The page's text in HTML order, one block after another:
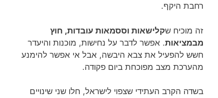
רחבת היקף.
זה מוכיח שקלישאות וססמאות עובדות, חוץ
מבמציאות. אפשר לדבר על נחישות, מוכנות והיעדר
חשש להפעיל את צבא היבשה, אבל אי אפשר להימנע
מהערכת מצב מפוכחת ביום פקודה.
בשדה הקרב העתידי שצפוי לישראל, חלו שני שינויים